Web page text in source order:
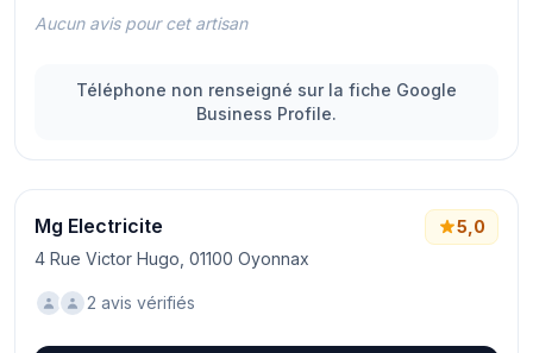
Aucun avis pour cet artisan
Téléphone non renseigné sur la fiche Google
Business Profile.
Mg Electricite
4 Rue Victor Hugo, 01100 Oyonnax
5,0
2 avis vérifiés